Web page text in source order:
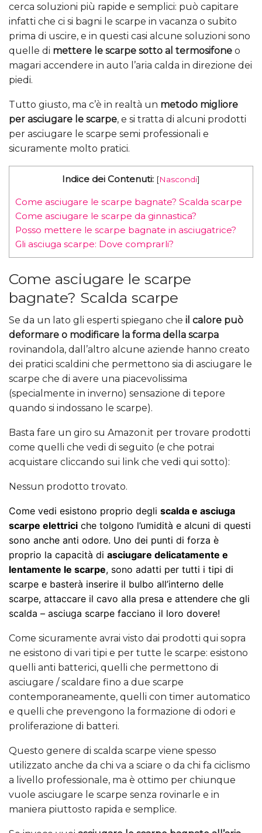
cerca soluzioni più rapide e semplici: può capitare
infatti che ci si bagni le scarpe in vacanza o subito
prima di uscire, e in questi casi alcune soluzioni sono
quelle di mettere le scarpe sotto al termosifone o
magari accendere in auto l’aria calda in direzione dei
piedi.
Tutto giusto, ma c’è in realtà un metodo migliore
per asciugare le scarpe, e si tratta di alcuni prodotti
per asciugare le scarpe semi professionali e
sicuramente molto pratici.
Indice dei Contenuti: [Nascondi]
Come asciugare le scarpe bagnate? Scalda scarpe
Come asciugare le scarpe da ginnastica?
Posso mettere le scarpe bagnate in asciugatrice?
Gli asciuga scarpe: Dove comprarli?
Come asciugare le scarpe
bagnate? Scalda scarpe
Se da un lato gli esperti spiegano che il calore può
deformare o modificare la forma della scarpa
rovinandola, dall’altro alcune aziende hanno creato
dei pratici scaldini che permettono sia di asciugare le
scarpe che di avere una piacevolissima
(specialmente in inverno) sensazione di tepore
quando si indossano le scarpe).
Basta fare un giro su Amazon.it per trovare prodotti
come quelli che vedi di seguito (e che potrai
acquistare cliccando sui link che vedi qui sotto):
Nessun prodotto trovato.
Come vedi esistono proprio degli scalda e asciuga
scarpe elettrici che tolgono l’umidità e alcuni di questi
sono anche anti odore. Uno dei punti di forza è
proprio la capacità di asciugare delicatamente e
lentamente le scarpe, sono adatti per tutti i tipi di
scarpe e basterà inserire il bulbo all’interno delle
scarpe, attaccare il cavo alla presa e attendere che gli
scalda – asciuga scarpe facciano il loro dovere!
Come sicuramente avrai visto dai prodotti qui sopra
ne esistono di vari tipi e per tutte le scarpe: esistono
quelli anti batterici, quelli che permettono di
asciugare / scaldare fino a due scarpe
contemporaneamente, quelli con timer automatico
e quelli che prevengono la formazione di odori e
proliferazione di batteri.
Questo genere di scalda scarpe viene spesso
utilizzato anche da chi va a sciare o da chi fa ciclismo
a livello professionale, ma è ottimo per chiunque
vuole asciugare le scarpe senza rovinarle e in
maniera piuttosto rapida e semplice.